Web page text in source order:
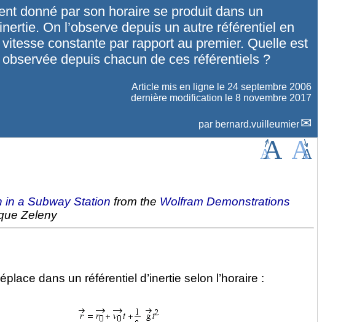
donné par son horaire se produit dans un
On l’observe depuis un autre référentiel en
constante par rapport au premier. Quelle est
observée depuis chacun de ces référentiels ?
Article mis en ligne le 24 septembre 2006
dernière modification le 8 novembre 2017
par bernard.vuilleumier
in a Subway Station from the Wolfram Demonstrations
Zeleny
dans un référentiel d’inertie selon l’horaire :